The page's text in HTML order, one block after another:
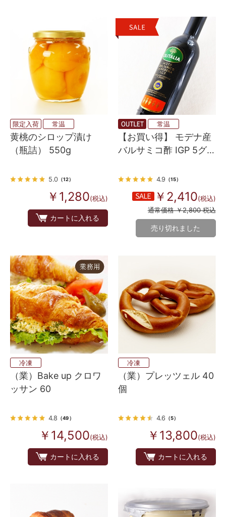
限定入荷 常温
黄桃のシロップ漬け
（瓶詰） 550g
5.0（12）
￥1,280(税込)
カートに入れる
常温
【お買い得】 モデナ産
バルサミコ酢 IGP 5グレ
アブランド）
4.9 （15）
￥2,410(税込)
通常価格 ￥2,800 税込
売り切れました
冷凍
（業）Bake up クロワ
ッサン 60
4.8 （49）
￥14,500(税込)
カートに入れる
冷凍
（業）プレッツェル 40
個
4.6 （5）
￥13,800(税込)
カートに入れる